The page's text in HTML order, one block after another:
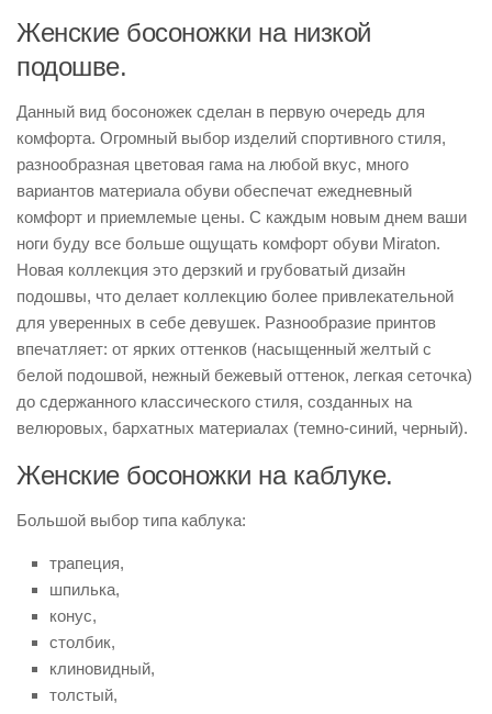
Женские босоножки на низкой
подошве.
Данный вид босоножек сделан в первую очередь для
комфорта. Огромный выбор изделий спортивного стиля,
разнообразная цветовая гама на любой вкус, много
вариантов материала обуви обеспечат ежедневный
комфорт и приемлемые цены. С каждым новым днем ваши
ноги буду все больше ощущать комфорт обуви Miraton.
Новая коллекция это дерзкий и грубоватый дизайн
подошвы, что делает коллекцию более привлекательной
для уверенных в себе девушек. Разнообразие принтов
впечатляет: от ярких оттенков (насыщенный желтый с
белой подошвой, нежный бежевый оттенок, легкая сеточка)
до сдержанного классического стиля, созданных на
велюровых, бархатных материалах (темно-синий, черный).
Женские босоножки на каблуке.
Большой выбор типа каблука:
трапеция,
шпилька,
конус,
столбик,
клиновидный,
толстый,